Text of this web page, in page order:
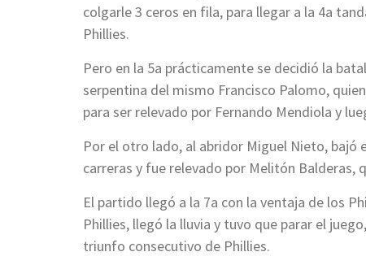
colgarle 3 ceros en fila, para llegar a la 4a
Phillies.
Pero en la 5a prácticamente se decidió la
serpentina del mismo Francisco Palomo,
para ser relevado por Fernando Mendiola y
Por el otro lado, al abridor Miguel Nieto, bajó
carreras y fue relevado por Melitón Balderas,
El partido llegó a la 7a con la ventaja de los
Phillies, llegó la lluvia y tuvo que parar el
triunfo consecutivo de Phillies.